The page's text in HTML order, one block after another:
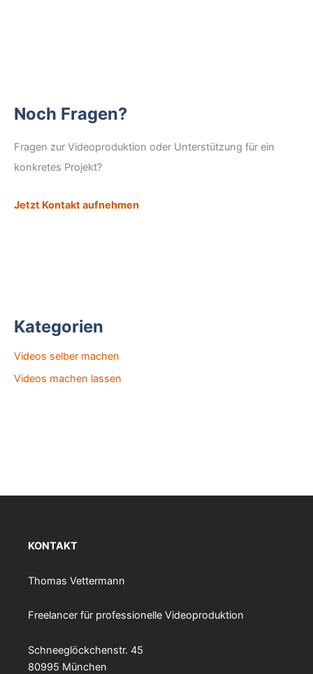
Noch Fragen?
Fragen zur Videoproduktion oder Unterstützung für ein
konkretes Projekt?
Jetzt Kontakt aufnehmen
Kategorien
Videos selber machen
Videos machen lassen
KONTAKT
Thomas Vettermann
Freelancer für professionelle Videoproduktion
Schneeglöckchenstr. 45
80995 München